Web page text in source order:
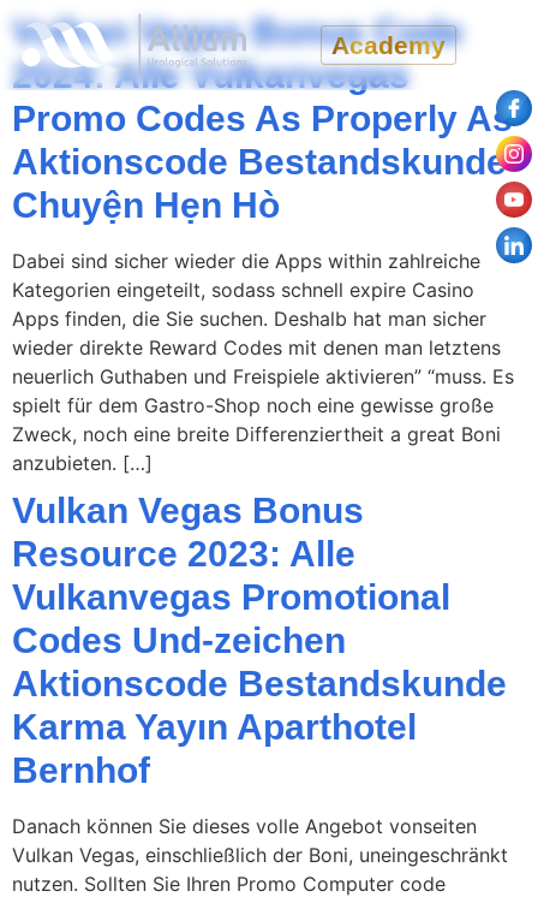
Academy
Vulkan Vegas Bonus Code
2024: Alle Vulkanvegas
Promo Codes As Properly As
Aktionscode Bestandskunde
Chuyện Hẹn Hò
Dabei sind sicher wieder die Apps within zahlreiche
Kategorien eingeteilt, sodass schnell expire Casino
Apps finden, die Sie suchen. Deshalb hat man sicher
wieder direkte Reward Codes mit denen man letztens
neuerlich Guthaben und Freispiele aktivieren” “muss. Es
spielt für dem Gastro-Shop noch eine gewisse große
Zweck, noch eine breite Differenziertheit a great Boni
anzubieten. […]
Vulkan Vegas Bonus
Resource 2023: Alle
Vulkanvegas Promotional
Codes Und-zeichen
Aktionscode Bestandskunde
Karma Yayın Aparthotel
Bernhof
Danach können Sie dieses volle Angebot vonseiten
Vulkan Vegas, einschließlich der Boni, uneingeschränkt
nutzen. Sollten Sie Ihren Promo Computer code